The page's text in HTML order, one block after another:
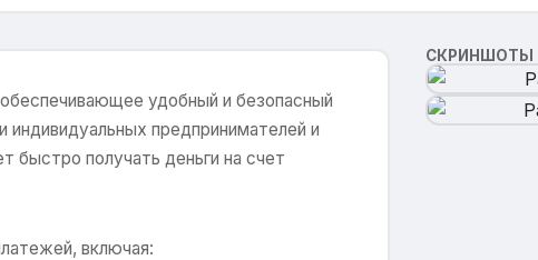
удобный и безопасный
предпринимателей и
быстро получать деньги на счет
включая:
СКРИНШОТЫ